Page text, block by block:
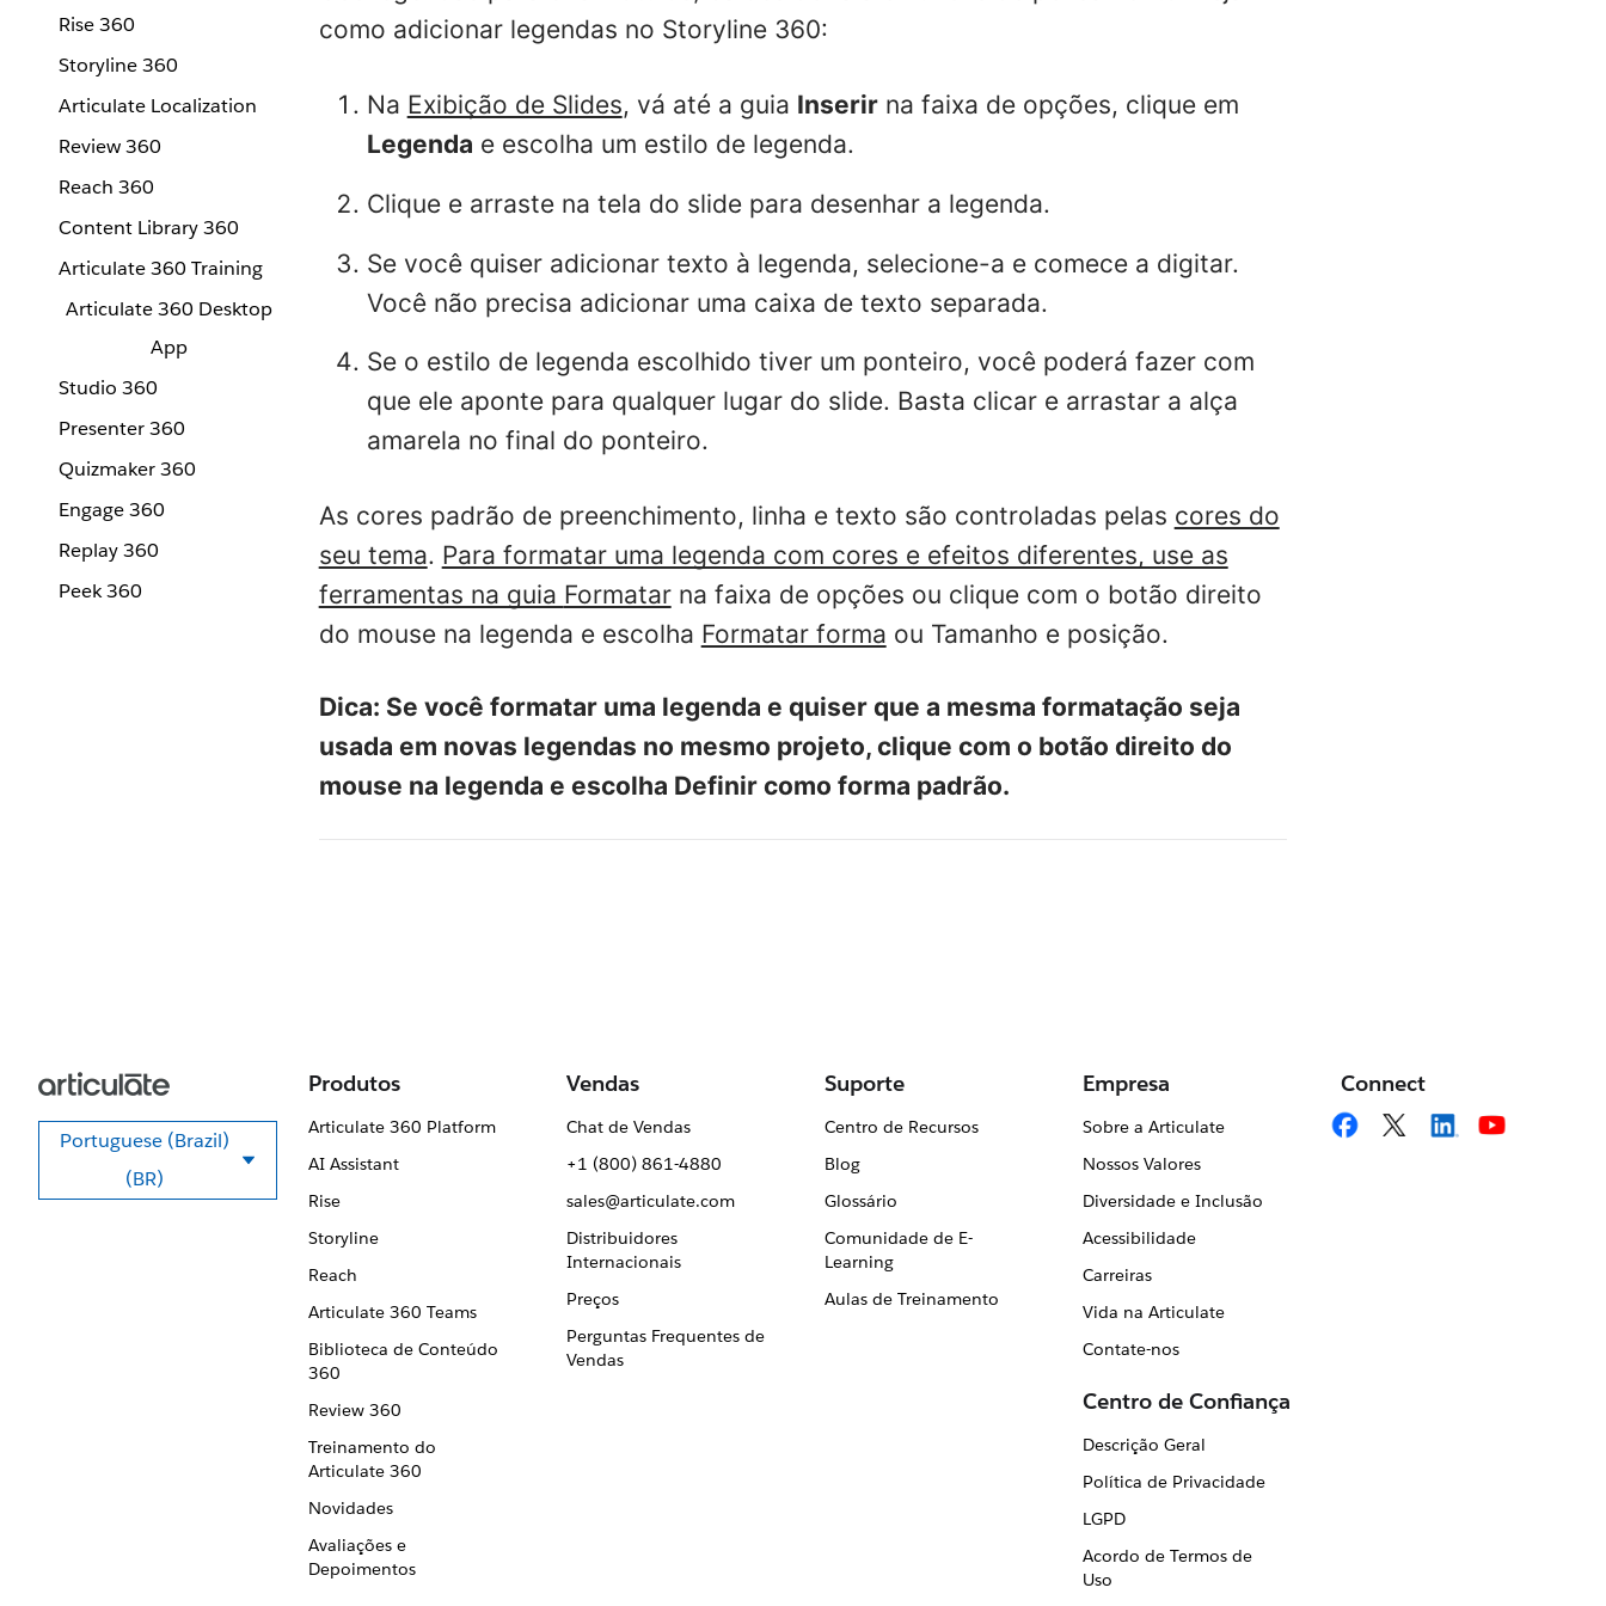
Rise 360
Storyline 360
Articulate Localization
Review 360
Reach 360
Content Library 360
Articulate 360 Training
Articulate 360 Desktop
App
Studio 360
Presenter 360
Quizmaker 360
Engage 360
Replay 360
Peek 360
como adicionar legendas no Storyline 360:
Na Exibição de Slides, vá até a guia Inserirna faixa de opções, clique em
Legenda e escolha um estilo de legenda.
Clique e arraste na tela do slide para desenhar a legenda.
Se você quiser adicionar texto à legenda, selecione-a e comece a digitar.
Você não precisa adicionar uma caixa de texto separada.
Se o estilo de legenda escolhido tiver um ponteiro, você poderá fazer com
que ele aponte para qualquer lugar do slide. Basta clicar e arrastar a alça
amarela no final do ponteiro.
As cores padrão de preenchimento, linha e texto são controladas pelas cores do
seu tema. Para formatar uma legenda com cores e efeitos diferentes, use as
ferramentas na guia Formatarna faixa de opções ou clique com o botão direito
do mouse na legenda e escolha Formatar forma ou Tamanho e posição.
Dica: Se você formatar uma legenda e quiser que a mesma formatação seja
usada em novas legendas no mesmo projeto, clique com o botão direito do
mouse na legenda e escolha Definir como forma padrão.
Portuguese (Brazil)
(BR)Selecione seu idioma
Produtos
Articulate 360 Platform
AI Assistant
Rise
Storyline
Reach
Articulate 360 Teams
Biblioteca de Conteúdo
360
Review 360
Treinamento do
Articulate 360
Novidades
Avaliações e
Depoimentos
Vendas
Chat de Vendas
+1 (800) 861-4880
sales@articulate.com
Distribuidores
Internacionais
Preços
Perguntas Frequentes de
Vendas
Suporte
Centro de Recursos
Blog
Glossário
Comunidade de E-
Learning
Aulas de Treinamento
Empresa
Sobre a Articulate
Nossos Valores
Diversidade e Inclusão
Acessibilidade
Carreiras
Vida na Articulate
Contate-nos
Centro de Confiança
Descrição Geral
Política de Privacidade
LGPD
Acordo de Termos de
Uso
Connect